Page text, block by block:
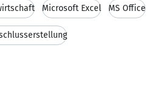
Microsoft Excel MS Office